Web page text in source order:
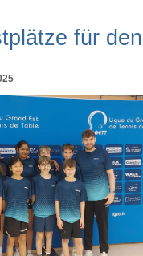
für